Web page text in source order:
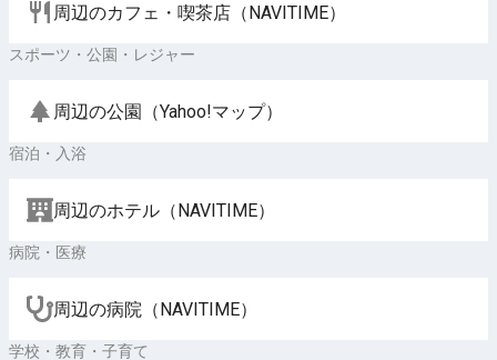
周辺のカフェ・喫茶店（NAVITIME）
スポーツ・公園・レジャー
周辺の公園（Yahoo!マップ）
宿泊・入浴
周辺のホテル（NAVITIME）
病院・医療
周辺の病院（NAVITIME）
学校・教育・子育て